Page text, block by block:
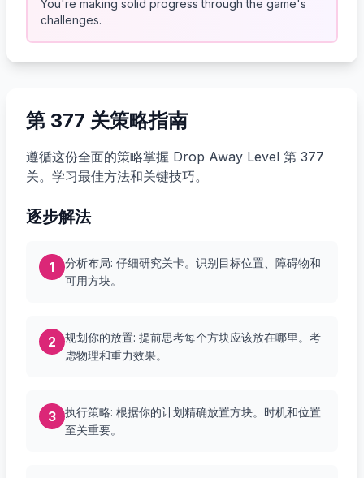
You're making solid progress through the game's
challenges.
第 377 关策略指南
遵循这份全面的策略掌握 Drop Away Level 第 377
关。学习最佳方法和关键技巧。
逐步解法
1
分析布局: 仔细研究关卡。识别目标位置、障碍物和
可用方块。
2
规划你的放置: 提前思考每个方块应该放在哪里。考
虑物理和重力效果。
3
执行策略: 根据你的计划精确放置方块。时机和位置
至关重要。